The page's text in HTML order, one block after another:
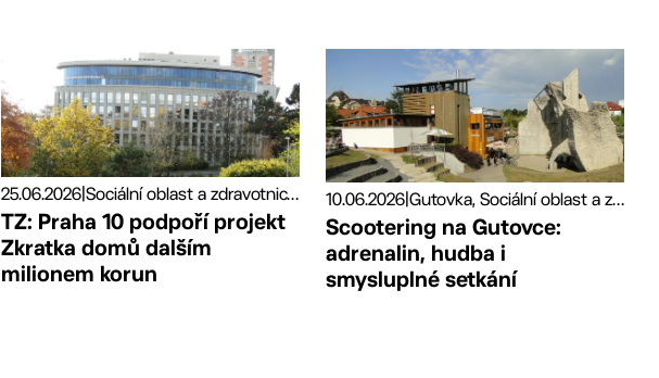
25.06.2026| Sociální oblast a zdravotnictví, Tiskové zprávy
TZ: Praha 10 podpoří projekt
Zkratka domů dalším
milionem korun
10.06.2026| Gutovka, Sociální oblast a zdravotnictví, Sport
Scootering na Gutovce:
adrenalin, hudba i
smysluplné setkání